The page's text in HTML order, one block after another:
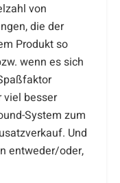
von
die der
Produkt so
wenn es sich
viel besser
System zum
Und
entweder/oder,